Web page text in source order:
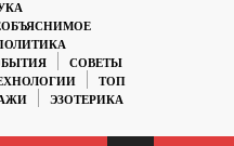
СОВЕТЫ
ТОП
ЭЗОТЕРИКА